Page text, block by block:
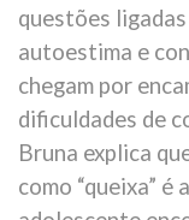
questões
autoestima e
chegam por
dificuldades de
Bruna explica
como “queixa” é